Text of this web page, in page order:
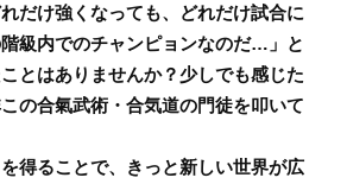
だけ強くなっても、どれだけ試合に
級内でのチャンピョンなのだ…」と
とはありませんか？少しでも感じた
の合氣武術・合気道の門徒を叩いて
得ることで、きっと新しい世界が広